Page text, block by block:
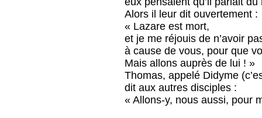
Alors il leur dit ouvertement :
« Lazare est mort,
et je me réjouis de n’avoir
à cause de vous, pour que
Mais allons auprès de lui ! »
Thomas, appelé Didyme
dit aux autres disciples :
« Allons-y, nous aussi, pour